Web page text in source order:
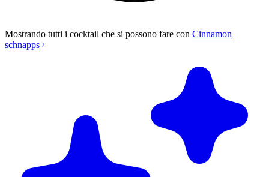
Mostrando tutti i cocktail che si possono fare con Cinnamon
schnapps